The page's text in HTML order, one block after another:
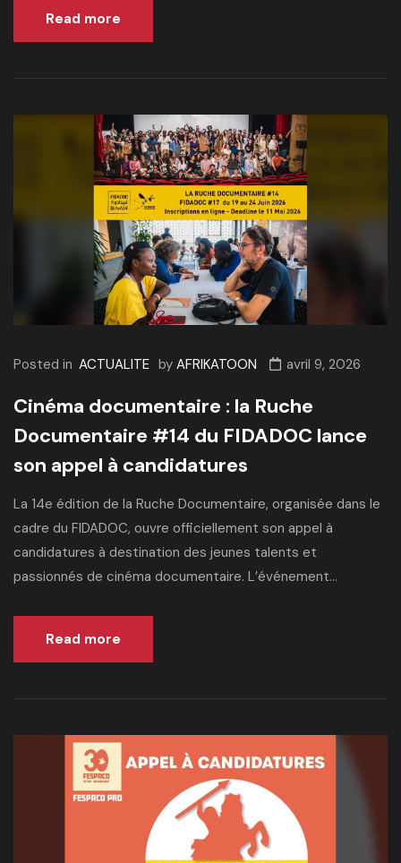
Read more
Posted in ACTUALITE by AFRIKATOON avril 9, 2026
Cinéma documentaire : la Ruche
Documentaire #14 du FIDADOC lance
son appel à candidatures
La 14e édition de la Ruche Documentaire, organisée dans le
cadre du FIDADOC, ouvre officiellement son appel à
candidatures à destination des jeunes talents et
passionnés de cinéma documentaire. L’événement...
Read more